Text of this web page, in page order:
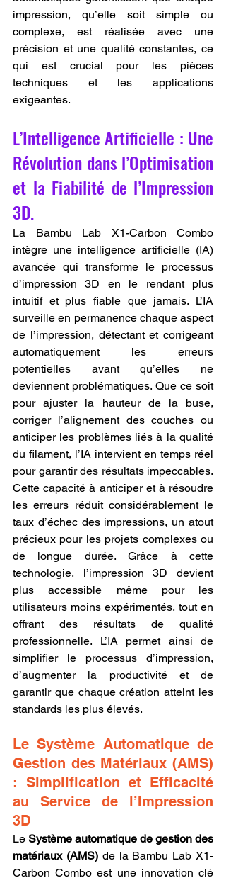
impression, qu’elle soit simple ou
complexe, est réalisée avec une
précision et une qualité constantes, ce
qui est crucial pour les pièces
techniques et les applications
exigeantes.
L’Intelligence Artificielle : Une
Révolution dans l’Optimisation
et la Fiabilité de l’Impression
3D.
La Bambu Lab X1-Carbon Combo
intègre une intelligence artificielle (IA)
avancée qui transforme le processus
d’impression 3D en le rendant plus
intuitif et plus fiable que jamais. L’IA
surveille en permanence chaque aspect
de l’impression, détectant et corrigeant
automatiquement les erreurs
potentielles avant qu’elles ne
deviennent problématiques. Que ce soit
pour ajuster la hauteur de la buse,
corriger l’alignement des couches ou
anticiper les problèmes liés à la qualité
du filament, l’IA intervient en temps réel
pour garantir des résultats impeccables.
Cette capacité à anticiper et à résoudre
les erreurs réduit considérablement le
taux d’échec des impressions, un atout
précieux pour les projets complexes ou
de longue durée. Grâce à cette
technologie, l’impression 3D devient
plus accessible même pour les
utilisateurs moins expérimentés, tout en
offrant des résultats de qualité
professionnelle. L’IA permet ainsi de
simplifier le processus d’impression,
d’augmenter la productivité et de
garantir que chaque création atteint les
standards les plus élevés.
Le Système Automatique de
Gestion des Matériaux (AMS)
: Simplification et Efficacité
au Service de l’Impression
3D
Le Système automatique de gestion des
matériaux (AMS) de la Bambu Lab X1-
Carbon Combo est une innovation clé